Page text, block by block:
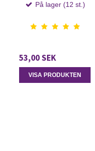
På lager (12 st.)
53,00 SEK
VISA PRODUKTEN